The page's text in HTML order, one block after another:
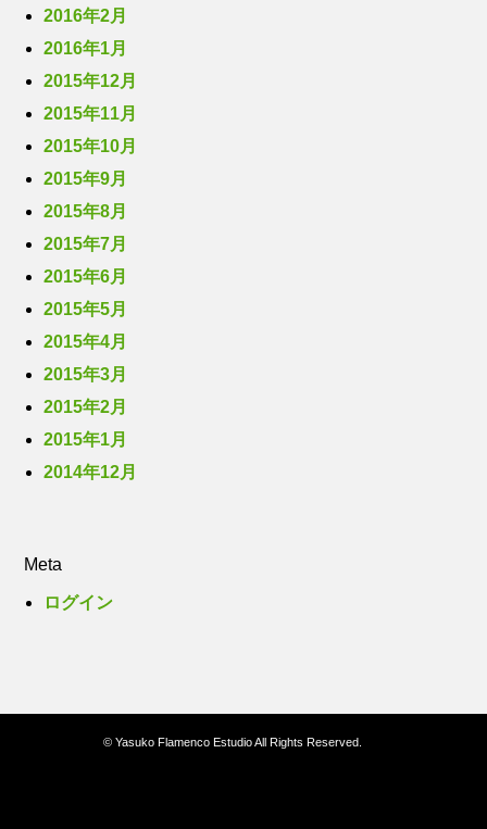
2016年2月
2016年1月
2015年12月
2015年11月
2015年10月
2015年9月
2015年8月
2015年7月
2015年6月
2015年5月
2015年4月
2015年3月
2015年2月
2015年1月
2014年12月
Meta
ログイン
© Yasuko Flamenco Estudio All Rights Reserved.